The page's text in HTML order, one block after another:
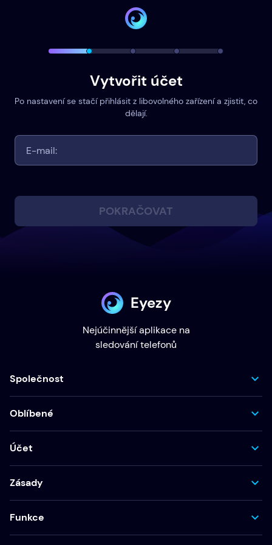
Vytvořit účet
Po nastavení se stačí přihlásit z libovolného zařízení a zjistit, co
dělají.
POKRAČOVAT
Eyezy
Nejúčinnější aplikace na
sledování telefonů
Společnost
Oblíbené
Účet
Zásady
Funkce